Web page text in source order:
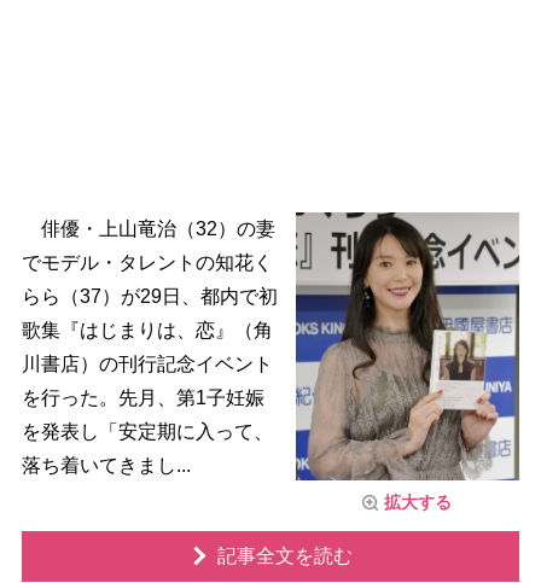
拡大する
俳優・上山竜治（32）の妻
でモデル・タレントの知花く
らら（37）が29日、都内で初
歌集『はじまりは、恋』（角
川書店）の刊行記念イベント
を行った。先月、第1子妊娠
を発表し「安定期に入って、
落ち着いてきまし...
記事全文を読む